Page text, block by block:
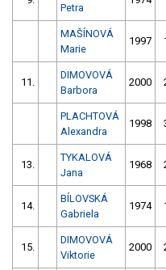
Petra
MAŠÍNOVÁ
Marie
1997
11.
DIMOVOVÁ
Barbora
2000
PLACHTOVÁ
Alexandra
1998
13.
TYKALOVÁ
Jana
1968
14.
BÍLOVSKÁ
Gabriela
1974
15.
DIMOVOVÁ
Viktorie
2000